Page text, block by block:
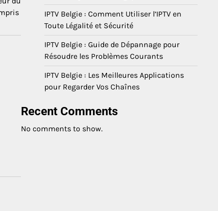
IPTV Belgie : Comment Utiliser l’IPTV en
Toute Légalité et Sécurité
IPTV Belgie : Guide de Dépannage pour
Résoudre les Problèmes Courants
IPTV Belgie : Les Meilleures Applications
pour Regarder Vos Chaînes
Recent Comments
No comments to show.